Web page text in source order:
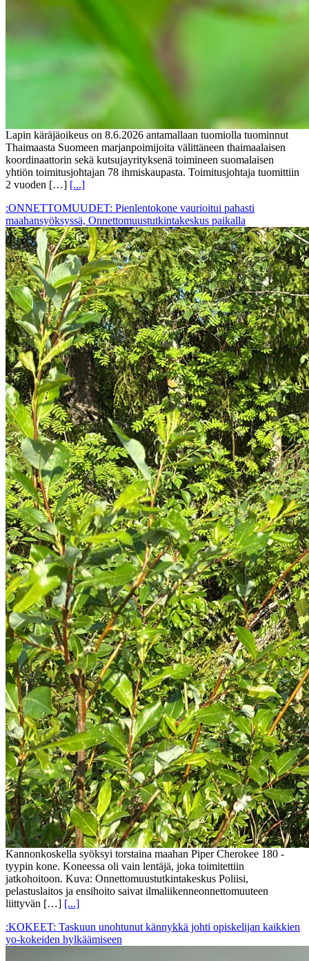
Lapin käräjäoikeus on 8.6.2026 antamallaan tuomiolla tuominnut
Thaimaasta Suomeen marjanpoimijoita välittäneen thaimaalaisen
koordinaattorin sekä kutsujayrityksenä toimineen suomalaisen
yhtiön toimitusjohtajan 78 ihmiskaupasta. Toimitusjohtaja tuomittiin
2 vuoden […] [...]
:ONNETTOMUUDET: Pienlentokone vaurioitui pahasti
maahansyöksyssä, Onnettomuustutkintakeskus paikalla
Kannonkoskella syöksyi torstaina maahan Piper Cherokee 180 -
tyypin kone. Koneessa oli vain lentäjä, joka toimitettiin
jatkohoitoon. Kuva: Onnettomuustutkintakeskus Poliisi,
pelastuslaitos ja ensihoito saivat ilmaliikenneonnettomuuteen
liittyvän […] [...]
:KOKEET: Taskuun unohtunut kännykkä johti opiskelijan kaikkien
yo-kokeiden hylkäämiseen